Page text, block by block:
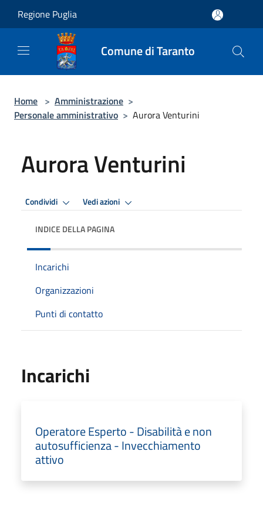
Regione Puglia
Comune di Taranto
Home > Amministrazione >
Personale amministrativo > Aurora Venturini
Aurora Venturini
Condividi Vedi azioni
INDICE DELLA PAGINA
Incarichi
Organizzazioni
Punti di contatto
Incarichi
Operatore Esperto - Disabilità e non
autosufficienza - Invecchiamento
attivo